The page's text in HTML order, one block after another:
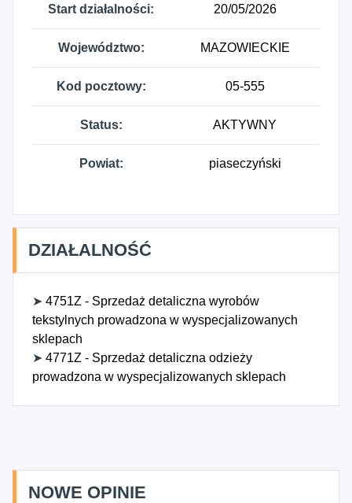
Start działalności: 20/05/2026
Województwo: MAZOWIECKIE
Kod pocztowy: 05-555
Status: AKTYWNY
Powiat: piaseczyński
DZIAŁALNOŚĆ
➤ 4751Z - Sprzedaż detaliczna wyrobów
tekstylnych prowadzona w wyspecjalizowanych
sklepach
➤ 4771Z - Sprzedaż detaliczna odzieży
prowadzona w wyspecjalizowanych sklepach
NOWE OPINIE